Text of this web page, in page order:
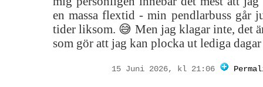
en massa flextid - min pendlarbuss går
tider liksom. 😅 Men jag klagar inte, det
som gör att jag kan plocka ut lediga
15 Juni 2026, kl 21:06